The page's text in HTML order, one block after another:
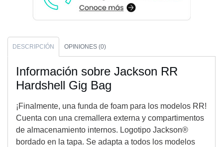
DESCRIPCIÓN OPINIONES (0)
Información sobre Jackson RR
Hardshell Gig Bag
¡Finalmente, una funda de foam para los modelos RR!
Cuenta con una cremallera externa y compartimentos
de almacenamiento internos. Logotipo Jackson®
bordado en la tapa. Se adapta a todos los modelos